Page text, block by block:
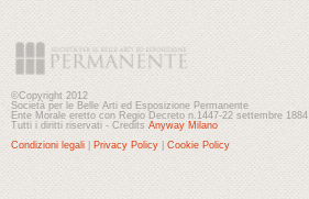
©Copyright 2012
Società per le Belle Arti ed Esposizione Permanente
Ente Morale eretto con Regio Decreto n.1447-22 settembre 1884
Tutti i diritti riservati - Credits Anyway Milano
Condizioni legali
Privacy Policy Cookie Policy